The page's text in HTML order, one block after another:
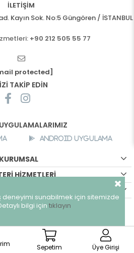
İLETİŞİM
Kayın Sok. No:5 Güngören / İSTANBUL
+90 212 505 55 77
protected]
TAKİP EDİN
Android Uygulama
KURUMSAL
HİZMETLERİ
- Tüm hakları saklıdır.
Sepetim Üye Girişi
deneyimi sunabilmek için sitemizde
bilgi için tıklayın